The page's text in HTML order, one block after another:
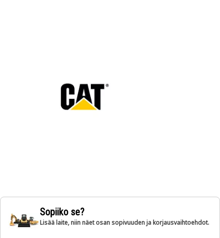
Sopiiko se?
Lisää laite, niin näet osan sopivuuden ja korjausvaihtoehdot.